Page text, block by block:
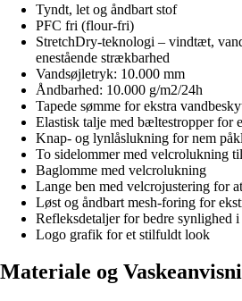
Tyndt, let og åndbart stof
PFC fri (flour-fri)
StretchDry-teknologi – vindtæt,
enestående strækbarhed
Vandsøjletryk: 10.000 mm
Åndbarhed: 10.000 g/m2/24h
Tapede sømme for ekstra
Elastisk talje med bæltestropper for
Knap- og lynlåslukning for nem
To sidelommer med velcrolukning
Baglomme med velcrolukning
Lange ben med velcrojustering for
Løst og åndbart mesh-foring for
Refleksdetaljer for bedre synlighed
Logo grafik for et stilfuldt look
Materiale og